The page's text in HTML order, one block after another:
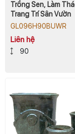
Trồng Sen, Làm
Trang Trí Sân Vườn
GL096H90BUWR
Liên hệ
90